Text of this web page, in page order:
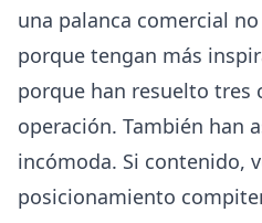
una palanca comercial
porque tengan más
porque han resuelto tres
operación. También han
incómoda. Si contenido,
posicionamiento